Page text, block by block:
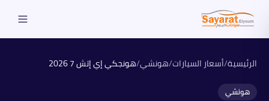
الرئيسية/أسعار السيارات/هونشي/هونجكي إي إتش 7 2026
هونشي